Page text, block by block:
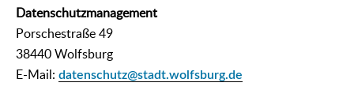
Datenschutzmanagement
Porschestraße 49
38440 Wolfsburg
E-Mail: datenschutz@stadt.wolfsburg.de